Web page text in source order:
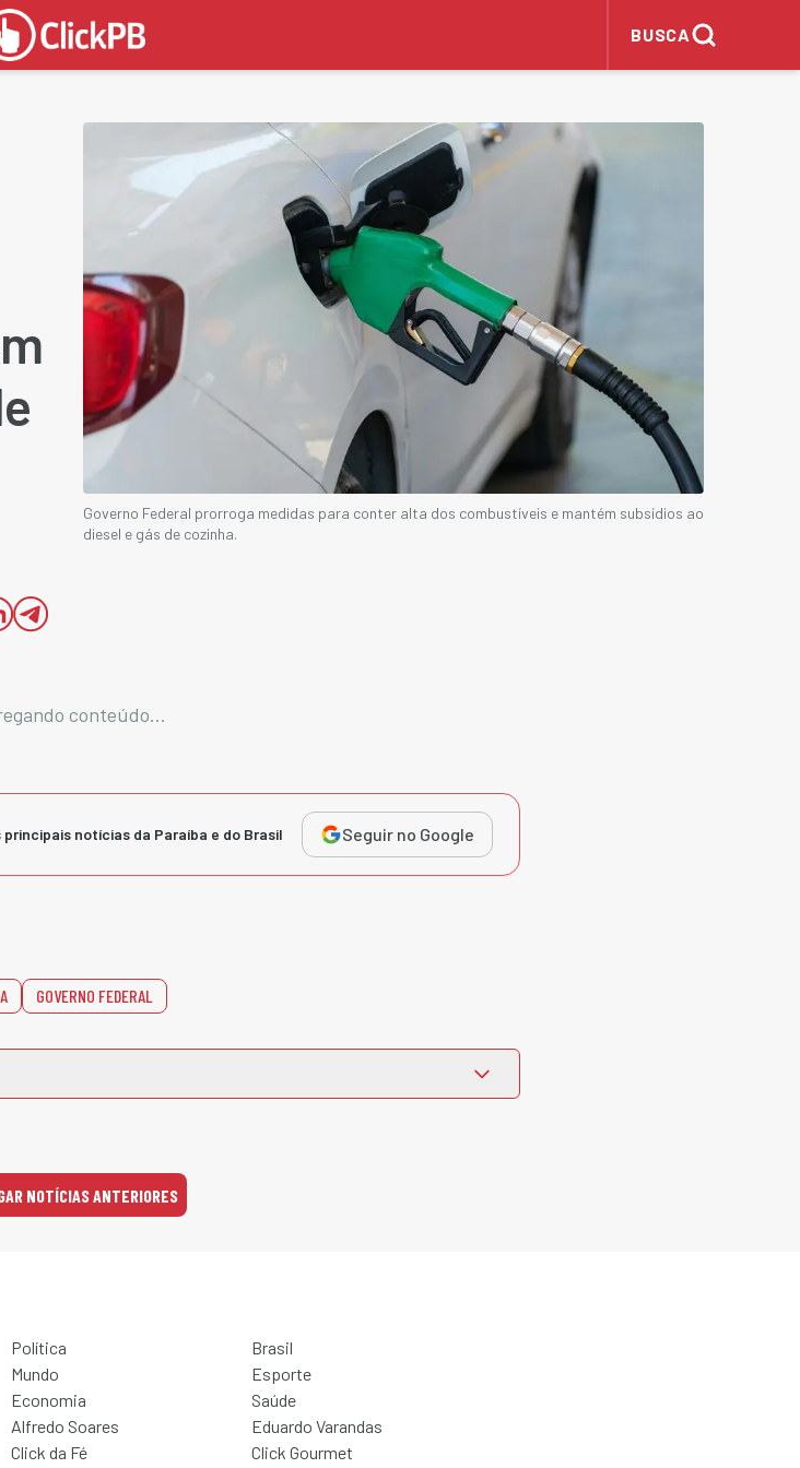
BUSCA
Governo Federal prorroga medidas para conter alta dos combustíveis e mantém subsídios ao
diesel e gás de cozinha.
conteúdo...
notícias da Paraíba e do Brasil Seguir no Google
GOVERNO FEDERAL
NOTÍCIAS ANTERIORES
Política
Brasil
Mundo
Esporte
Economia
Saúde
Alfredo Soares
Eduardo Varandas
Click da Fé Click Gourmet